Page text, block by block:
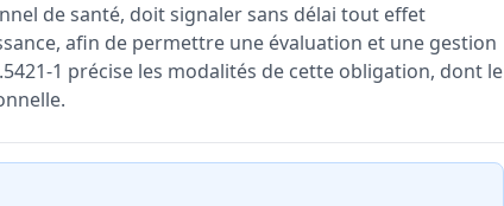
de santé, doit signaler sans délai tout effet
afin de permettre une évaluation et une gestion
1 précise les modalités de cette obligation, dont le